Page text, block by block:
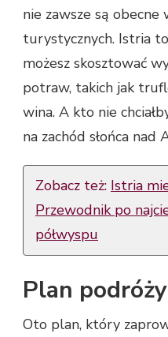
nie zawsze są
turystycznych. Istria
możesz skosztować
potraw, takich jak
wina. A kto nie
na zachód słońca nad
Zobacz też: Istria
Przewodnik po
półwyspu
Plan
Oto plan, który